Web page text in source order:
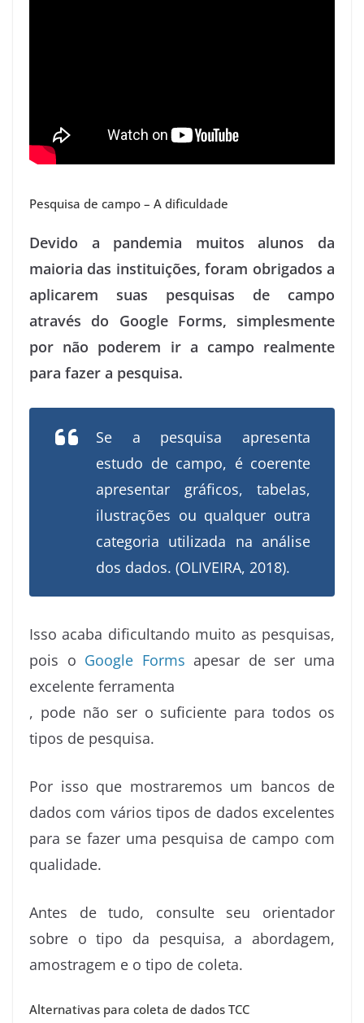
Pesquisa de campo – A dificuldade
Devido a pandemia muitos alunos da
maioria das instituições, foram obrigados a
aplicarem suas pesquisas de campo
através do Google Forms, simplesmente
por não poderem ir a campo realmente
para fazer a pesquisa.
Se a pesquisa apresenta
estudo de campo, é coerente
apresentar gráficos, tabelas,
ilustrações ou qualquer outra
categoria utilizada na análise
dos dados. (OLIVEIRA, 2018).
Isso acaba dificultando muito as pesquisas,
pois o Google Forms apesar de ser uma
excelente ferramenta
, pode não ser o suficiente para todos os
tipos de pesquisa.
Por isso que mostraremos um bancos de
dados com vários tipos de dados excelentes
para se fazer uma pesquisa de campo com
qualidade.
Antes de tudo, consulte seu orientador
sobre o tipo da pesquisa, a abordagem,
amostragem e o tipo de coleta.
Alternativas para coleta de dados TCC